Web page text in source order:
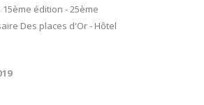
15ème édition - 25ème
Des places d'Or - Hôtel